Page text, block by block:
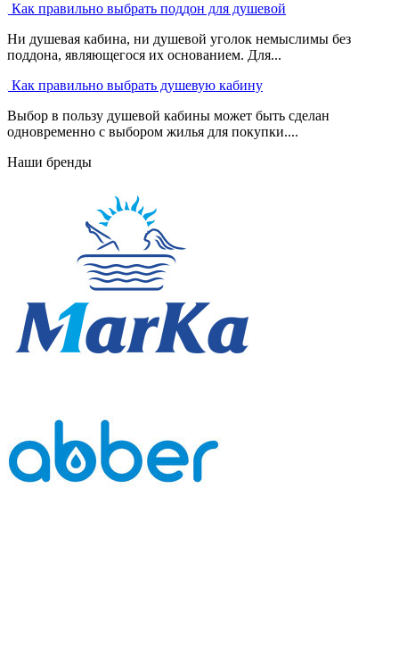
Как правильно выбрать поддон для душевой
Ни душевая кабина, ни душевой уголок немыслимы без
поддона, являющегося их основанием. Для...
Как правильно выбрать душевую кабину
Выбор в пользу душевой кабины может быть сделан
одновременно с выбором жилья для покупки....
Наши бренды